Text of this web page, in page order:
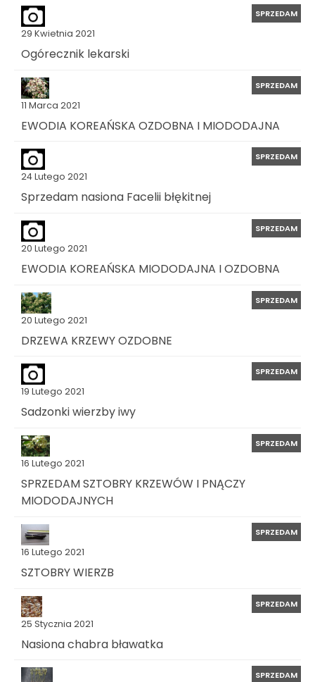
29 Kwietnia 2021
SPRZEDAM
Ogórecznik lekarski
11 Marca 2021
SPRZEDAM
EWODIA KOREAŃSKA OZDOBNA I MIODODAJNA
24 Lutego 2021
SPRZEDAM
Sprzedam nasiona Facelii błękitnej
20 Lutego 2021
SPRZEDAM
EWODIA KOREAŃSKA MIODODAJNA I OZDOBNA
20 Lutego 2021
SPRZEDAM
DRZEWA KRZEWY OZDOBNE
19 Lutego 2021
SPRZEDAM
Sadzonki wierzby iwy
16 Lutego 2021
SPRZEDAM
SPRZEDAM SZTOBRY KRZEWÓW I PNĄCZY
MIODODAJNYCH
16 Lutego 2021
SPRZEDAM
SZTOBRY WIERZB
25 Stycznia 2021
SPRZEDAM
Nasiona chabra bławatka
SPRZEDAM